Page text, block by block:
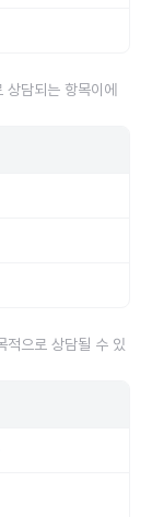
담되는 항목이에
적으로 상담될 수 있